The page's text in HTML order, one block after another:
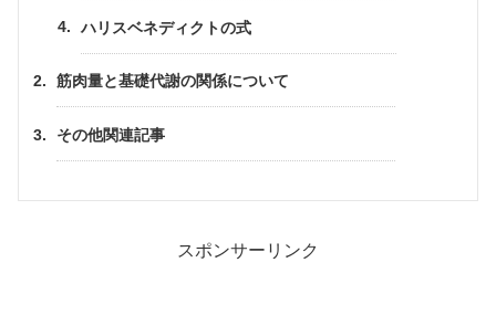
ハリスベネディクトの式
筋肉量と基礎代謝の関係について
その他関連記事
スポンサーリンク